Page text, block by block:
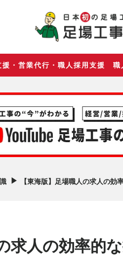
・営業代行・職人採用支援
▶︎ 【東海版】足場職人の求人の効
求人の効率的